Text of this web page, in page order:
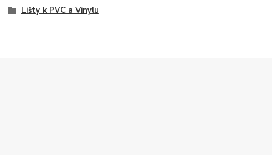
Lišty k PVC a Vinylu